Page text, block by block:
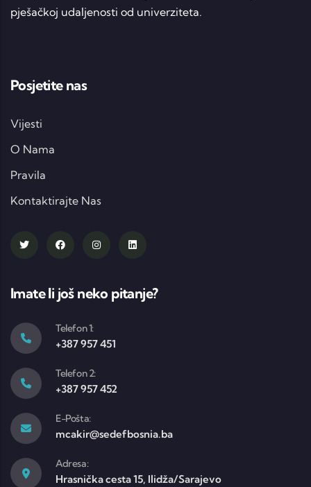
pješačkoj udaljenosti od univerziteta.
Posjetite nas
Vijesti
O Nama
Pravila
Kontaktirajte Nas
Imate li još neko pitanje?
Telefon 1:
+387 957 451
Telefon 2:
+387 957 452
E-Pošta:
mcakir@sedefbosnia.ba
Adresa:
Hrasnička cesta 15, Ilidža/Sarajevo